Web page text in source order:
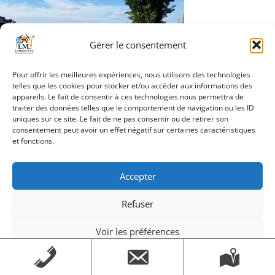
Gérer le consentement
Pour offrir les meilleures expériences, nous utilisons des technologies
telles que les cookies pour stocker et/ou accéder aux informations des
appareils. Le fait de consentir à ces technologies nous permettra de
traiter des données telles que le comportement de navigation ou les ID
uniques sur ce site. Le fait de ne pas consentir ou de retirer son
consentement peut avoir un effet négatif sur certaines caractéristiques
et fonctions.
Accepter
Refuser
Voir les préférences
Mentions légalesMentions légales
Navigation
de
l’article
20160709_190821
Création Androme Informatique
réservés.|Mentions légales